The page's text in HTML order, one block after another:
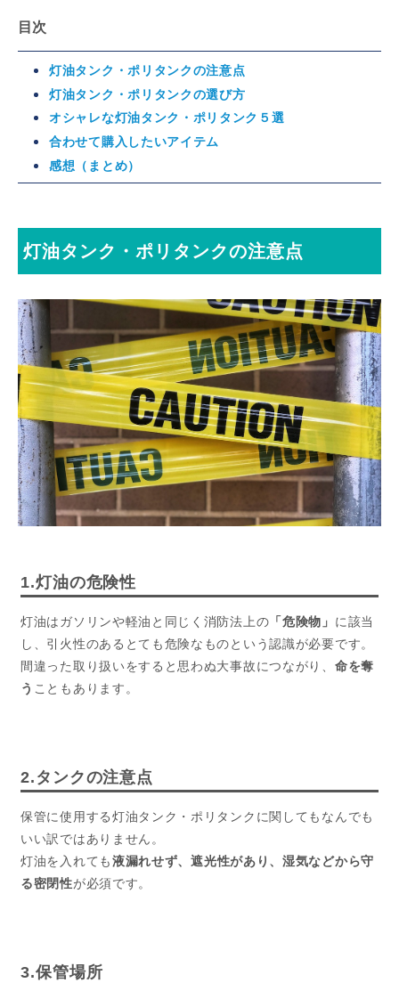
目次
灯油タンク・ポリタンクの注意点
灯油タンク・ポリタンクの選び方
オシャレな灯油タンク・ポリタンク５選
合わせて購入したいアイテム
感想（まとめ）
灯油タンク・ポリタンクの注意点
1.灯油の危険性
灯油はガソリンや軽油と同じく消防法上の 「危険物」 に該当
し、引火性のあるとても危険なものという認識が必要です。
間違った取り扱いをすると思わぬ大事故につながり、 命を奪
う こともあります。
2.タンクの注意点
保管に使用する灯油タンク・ポリタンクに関してもなんでも
いい訳ではありません。
灯油を入れても液漏れせず、遮光性があり、湿気などから守
る密閉性が必須です。
3.保管場所